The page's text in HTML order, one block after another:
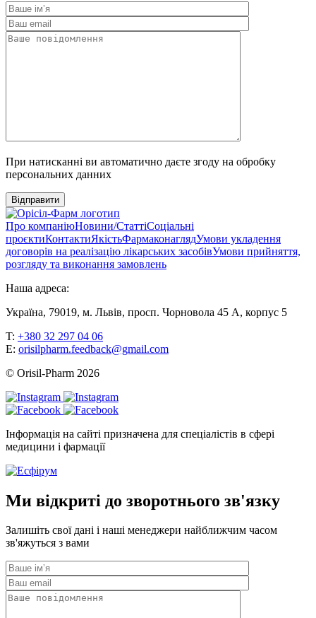
При натисканні ви автоматично даєте згоду на обробку
персональних данних
Відправити
Про компаніюНовини/СтаттіСоціальні
проєктиКонтактиЯкістьФармаконаглядУмови укладення
договорів на реалізацію лікарських засобівУмови прийняття,
розгляду та виконання замовлень
Наша адреса:
Україна, 79019, м. Львів, просп. Чорновола 45 А, корпус 5
T: +380 32 297 04 06
E: orisilpharm.feedback@gmail.com
© Orisil-Pharm 2026
Інформація на сайті призначена для спеціалістів в сфері
медицини і фармації
Ми відкриті до зворотнього зв'язку
Залишіть свої дані і наші менеджери найближчим часом
зв'яжуться з вами